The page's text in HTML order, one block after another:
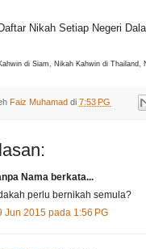
Nikah Setiap Negeri
di Siam, Nikah Kahwin di Thailand,
Faiz Muhamad di 7:53 PG
Nama berkata...
perlu bernikah semula?
Jun 2015 pada 1:56 PG